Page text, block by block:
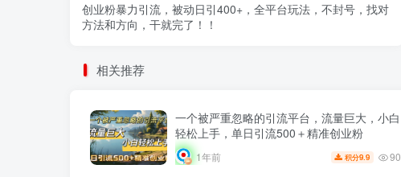
创业粉暴力引流，被动日引400+，全平台玩法，不封号，找对
方法和方向，干就完了！！
相关推荐
一个被严重忽略的引流平台，流量巨大，小白
轻松上手，单日引流500＋精准创业粉
1年前 积分9.9 90